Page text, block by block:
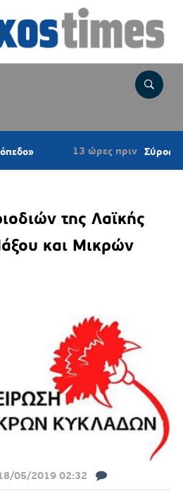
13 ώρες πριν Σύρος:
της Λαϊκής
και Μικρών
05/2019 02:32